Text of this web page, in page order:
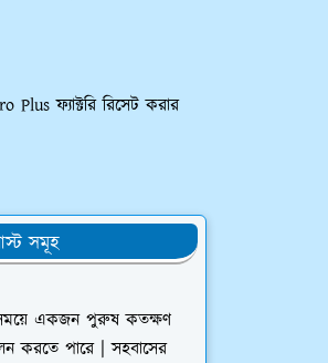
Plus ফ্যাক্টরি রিসেট করার
সমূহ
একজন পুরুষ কতক্ষণ
করতে পারে | সহবাসের